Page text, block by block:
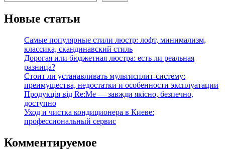
Новые статьи
Самые популярные стили люстр: лофт, минимализм,
классика, скандинавский стиль
Дорогая или бюджетная люстра: есть ли реальная
разница?
Стоит ли устанавливать мультисплит-систему:
преимущества, недостатки и особенности эксплуатации
Продукція від Re:Me — завжди якісно, безпечно,
доступно
Уход и чистка кондиционера в Киеве:
профессиональный сервис
Комментируемое